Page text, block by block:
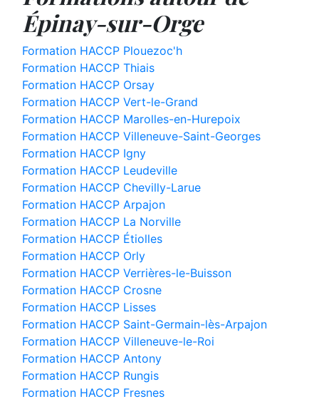
Épinay-sur-Orge
Formation HACCP Plouezoc'h
Formation HACCP Thiais
Formation HACCP Orsay
Formation HACCP Vert-le-Grand
Formation HACCP Marolles-en-Hurepoix
Formation HACCP Villeneuve-Saint-Georges
Formation HACCP Igny
Formation HACCP Leudeville
Formation HACCP Chevilly-Larue
Formation HACCP Arpajon
Formation HACCP La Norville
Formation HACCP Étiolles
Formation HACCP Orly
Formation HACCP Verrières-le-Buisson
Formation HACCP Crosne
Formation HACCP Lisses
Formation HACCP Saint-Germain-lès-Arpajon
Formation HACCP Villeneuve-le-Roi
Formation HACCP Antony
Formation HACCP Rungis
Formation HACCP Fresnes